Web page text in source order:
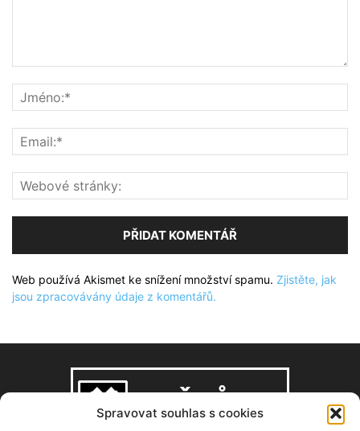
Spravovat souhlas s cookies
Web používá Akismet ke snížení množství spamu. Zjistěte, jak
jsou zpracovávány údaje z komentářů.